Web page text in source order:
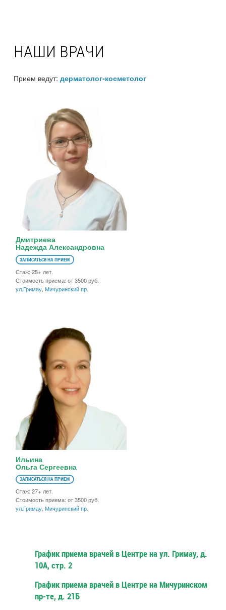
НАШИ ВРАЧИ
Прием ведут: дерматолог-косметолог
Дмитриева
Надежда Александровна
ЗАПИСАТЬСЯ НА ПРИЕМ
Стаж: 25+ лет.
Стоимость приема: от 3500 руб.
ул.Гримау, Мичуринский пр.
Ильина
Ольга Сергеевна
ЗАПИСАТЬСЯ НА ПРИЕМ
Стаж: 27+ лет.
Стоимость приема: от 3500 руб.
ул.Гримау, Мичуринский пр.
График приема врачей в Центре на ул. Гримау, д.
10А, стр. 2
График приема врачей в Центре на Мичуринском
пр-те, д. 21Б